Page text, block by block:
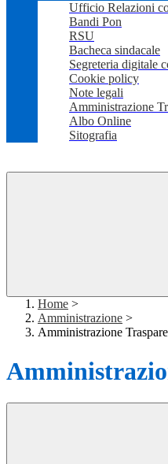
Ufficio Relazioni
Bandi Pon
RSU
Bacheca sindacale
Segreteria digitale
Cookie policy
Note legali
Amministrazione
Albo Online
Sitografia
Home >
Amministrazione >
Amministrazione